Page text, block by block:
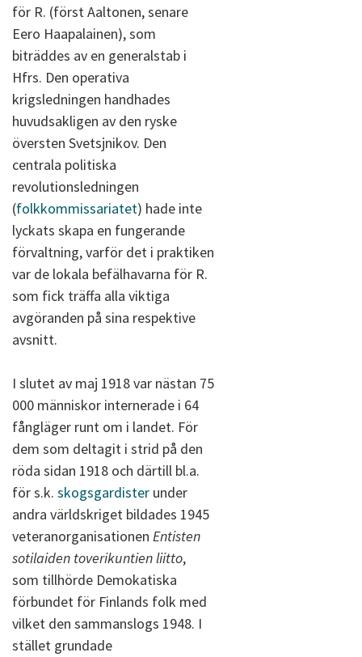
för R. (först Aaltonen, senare
Eero Haapalainen), som
biträddes av en generalstab i
Hfrs. Den operativa
krigsledningen handhades
huvudsakligen av den ryske
översten Svetsjnikov. Den
centrala politiska
revolutionsledningen
(folkkommissariatet) hade inte
lyckats skapa en fungerande
förvaltning, varför det i praktiken
var de lokala befälhavarna för R.
som fick träffa alla viktiga
avgöranden på sina respektive
avsnitt.
I slutet av maj 1918 var nästan 75
000 människor internerade i 64
fångläger runt om i landet. För
dem som deltagit i strid på den
röda sidan 1918 och därtill bl.a.
för s.k. skogsgardister under
andra världskriget bildades 1945
veteranorganisationen Entisten
sotilaiden toverikuntien liitto,
som tillhörde Demokatiska
förbundet för Finlands folk med
vilket den sammanslogs 1948. I
stället grundade